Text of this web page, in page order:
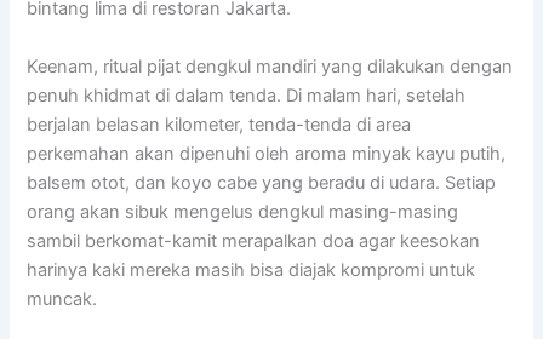
bintang lima di restoran Jakarta.
Keenam, ritual pijat dengkul mandiri yang dilakukan dengan
penuh khidmat di dalam tenda. Di malam hari, setelah
berjalan belasan kilometer, tenda-tenda di area
perkemahan akan dipenuhi oleh aroma minyak kayu putih,
balsem otot, dan koyo cabe yang beradu di udara. Setiap
orang akan sibuk mengelus dengkul masing-masing
sambil berkomat-kamit merapalkan doa agar keesokan
harinya kaki mereka masih bisa diajak kompromi untuk
muncak.